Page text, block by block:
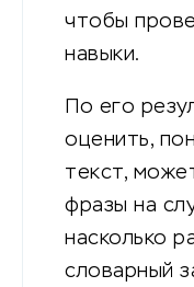
чтобы
навыки.
По его
оценить,
текст,
фразы на
насколько
словарный